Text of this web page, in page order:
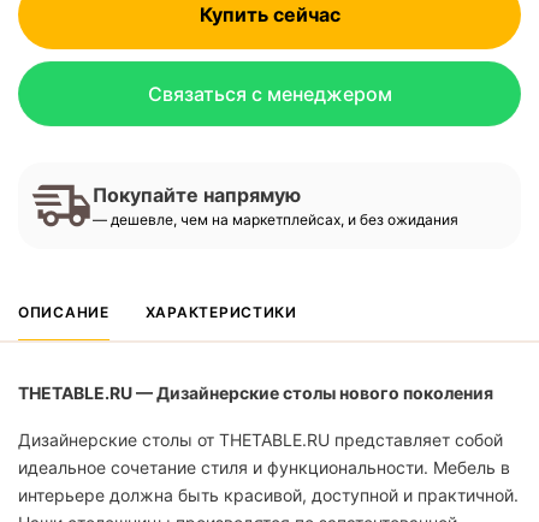
Купить сейчас
Связаться с менеджером
Покупайте напрямую
— дешевле, чем на маркетплейсах, и без ожидания
ОПИСАНИЕ ХАРАКТЕРИСТИКИ
THETABLE.RU — Дизайнерские столы нового поколения
Дизайнерские столы от THETABLE.RU представляет собой
идеальное сочетание стиля и функциональности. Мебель в
интерьере должна быть красивой, доступной и практичной.